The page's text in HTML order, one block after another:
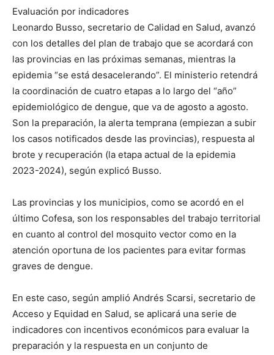
Evaluación por indicadores
Leonardo Busso, secretario de Calidad en Salud, avanzó
con los detalles del plan de trabajo que se acordará con
las provincias en las próximas semanas, mientras la
epidemia “se está desacelerando”. El ministerio retendrá
la coordinación de cuatro etapas a lo largo del “año”
epidemiológico de dengue, que va de agosto a agosto.
Son la preparación, la alerta temprana (empiezan a subir
los casos notificados desde las provincias), respuesta al
brote y recuperación (la etapa actual de la epidemia
2023-2024), según explicó Busso.
Las provincias y los municipios, como se acordó en el
último Cofesa, son los responsables del trabajo territorial
en cuanto al control del mosquito vector como en la
atención oportuna de los pacientes para evitar formas
graves de dengue.
En este caso, según amplió Andrés Scarsi, secretario de
Acceso y Equidad en Salud, se aplicará una serie de
indicadores con incentivos económicos para evaluar la
preparación y la respuesta en un conjunto de